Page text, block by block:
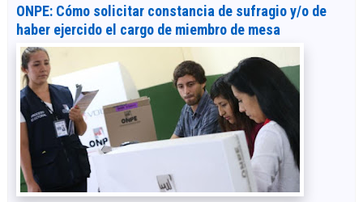
ONPE: Cómo solicitar constancia de sufragio y/o de
haber ejercido el cargo de miembro de mesa